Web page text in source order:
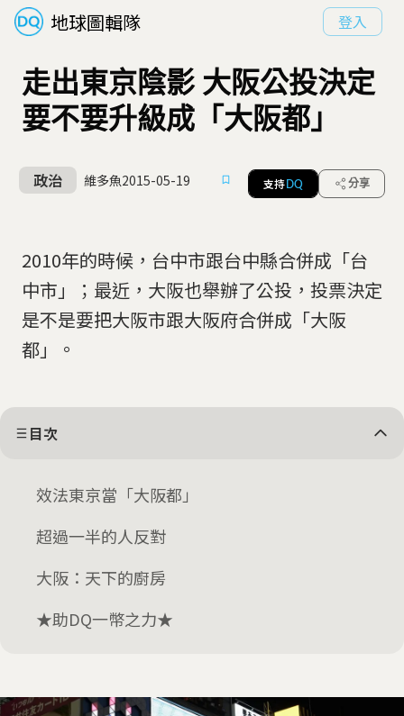
地球圖輯隊 登入
走出東京陰影 大阪公投決定
要不要升級成「大阪都」
政治 維多魚2015-05-19 支持 DQ 分享
2010年的時候，台中市跟台中縣合併成「台
中市」；最近，大阪也舉辦了公投，投票決定
是不是要把大阪市跟大阪府合併成「大阪
都」。
目次
效法東京當「大阪都」
超過一半的人反對
大阪：天下的廚房
★助DQ一幣之力★